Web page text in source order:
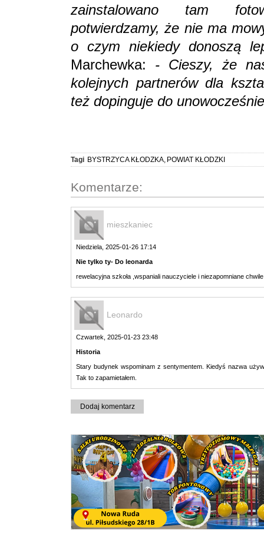
zainstalowano tam
potwierdzamy, że nie ma
o czym niekiedy donoszą
Marchewka: - Cieszy, że
kolejnych partnerów dla
też dopinguje do
Tagi BYSTRZYCA KŁODZKA, POWIAT KŁODZKI
Komentarze:
mieszkaniec
Niedziela, 2025-01-26 17:14
Nie tylko ty- Do leonarda
rewelacyjna szkoła ,wspaniali nauczyciele i niezapomniane chwile
Leonardo
Czwartek, 2025-01-23 23:48
Historia
Stary budynek wspominam z sentymentem. Kiedyś nazwa
Tak to zapamietałem.
Dodaj komentarz